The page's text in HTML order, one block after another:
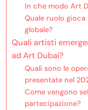
In che modo Art
Quale ruolo
globale?
Quali artisti
ad Art Dubai?
Quali sono le
presentate nel
Come vengono
partecipazione?